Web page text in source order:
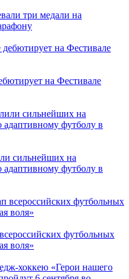
три медали на
на Фестивале
сильнейших на
адаптивному футболу в
футбольных
воля»